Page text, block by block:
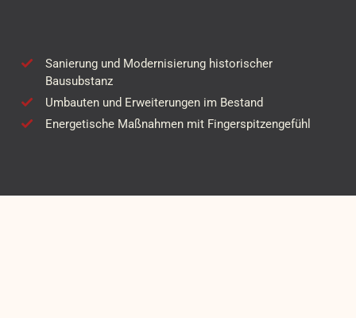
Sanierung und Modernisierung historischer
Bausubstanz
Umbauten und Erweiterungen im Bestand
Energetische Maßnahmen mit Fingerspitzengefühl